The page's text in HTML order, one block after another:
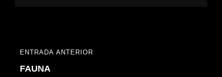
Navegación
de
ENTRADA
ANTERIOR
ENTRADA ANTERIOR
FAUNA